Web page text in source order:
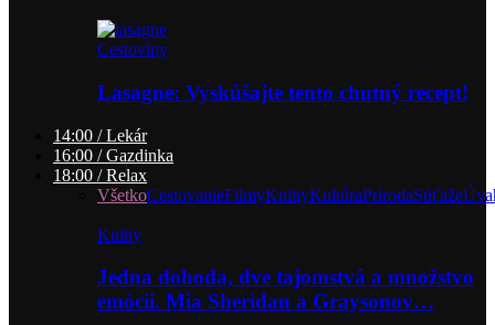
Cestoviny
Lasagne: Vyskúšajte tento chutný recept!
14:00 / Lekár
16:00 / Gazdinka
18:00 / Relax
VšetkoCestovanieFilmyKnihyKultúraPrírodaSúťaže
Knihy
Jedna dohoda, dve tajomstvá a množstvo
emócií. Mia Sheridan a Graysonov…